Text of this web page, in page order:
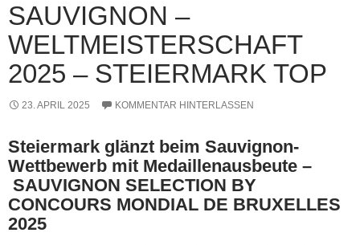
SAUVIGNON –
WELTMEISTERSCHAFT
2025 – STEIERMARK TOP
23. APRIL 2025 KOMMENTAR HINTERLASSEN
Steiermark glänzt beim Sauvignon-
Wettbewerb mit Medaillenausbeute –
SAUVIGNON SELECTION BY
CONCOURS MONDIAL DE BRUXELLES
2025